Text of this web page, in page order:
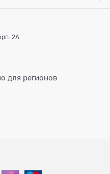
2А.
для регионов